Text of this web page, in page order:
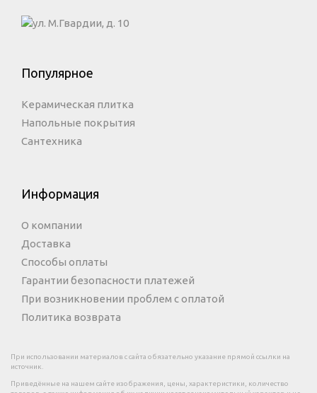
ул. М.Гвардии, д. 10
Популярное
Керамическая плитка
Напольные покрытия
Сантехника
Информация
О компании
Доставка
Способы оплаты
Гарантии безопасности платежей
При возникновении проблем с оплатой
Политика возврата
При использовании материалов с сайта обязательно указание прямой ссылки на
источник.
Приведённые на нашем сайте изображения, цены, характеристики, количество